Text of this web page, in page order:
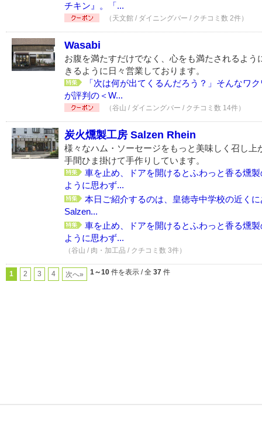
チキン』。「...
（天文館 / ダイニングバー / クチコミ数 2件）
Wasabi
お腹を満たすだけでなく、心をも満たされるよ
きるように日々営業しております。
「次は何が出てくるんだろう？」そんなワ
が評判の＜W...
（谷山 / ダイニングバー / クチコミ数 14件）
炭火燻製工房 Salzen Rhein
様々なハム・ソーセージをもっと美味しく召し上
手間ひま掛けて手作りしています。
車を止め、ドアを開けるとふわっと香る燻
ように思わず...
本日ご紹介するのは、皇徳寺中学校の近く
Salzen...
車を止め、ドアを開けるとふわっと香る燻
ように思わず...
（谷山 / 肉・加工品 / クチコミ数 3件）
1 2 3 4 次へ» 1～10 件を表示 / 全 37 件